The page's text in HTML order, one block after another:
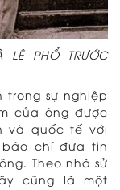
PHỔ TRƯỚC
trong sự nghiệp
của ông được
và quốc tế với
chí đưa tin
Theo nhà sử
cũng là một